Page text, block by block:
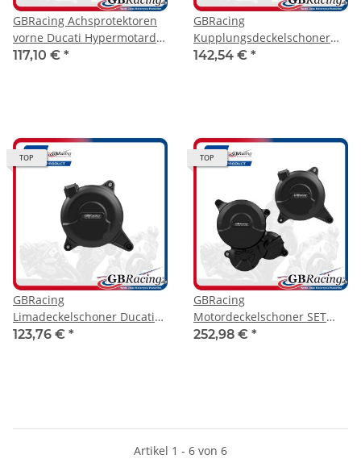
GBRacing Achsprotektoren
vorne Ducati Hypermotard
698 Mono 2024-2025 /
117,10 € *
GBRacing
Kupplungsdeckelschoner
Ducati Hypermotard 698
142,54 € *
TOP
GBRacing
Limadeckelschoner Ducati
Hypermotard 698 Mono
123,76 € *
TOP
GBRacing
Motordeckelschoner SET
Ducati Hypermotard 698
252,98 € *
Artikel 1 - 6 von 6